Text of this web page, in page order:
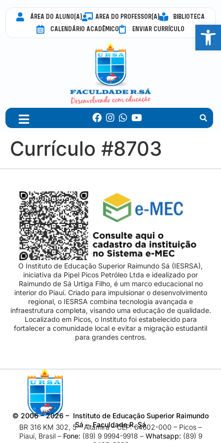
ÁREA DO ALUNO(A) AREA DO PROFESSOR(A)
BIBLIOTECA
CALENDÁRIO ACADÊMICO
ENVIAR CURRÍCULO
Currículo #8703
O Instituto de Educação Superior Raimundo Sá (IESRSA),
iniciativa da Pipel Picos Petróleo Ltda e idealizado por
Raimundo de Sá Urtiga Filho, é um marco educacional no
interior do Piauí. Criado para impulsionar o desenvolvimento
regional, o IESRSA combina tecnologia avançada e
infraestrutura completa, visando uma educação de qualidade.
Localizado em Picos, o Instituto foi estabelecido para
fortalecer a comunidade local e evitar a migração estudantil
para grandes centros.
© 2006 – 2026 – Instituto de Educação Superior Raimundo
Sá – Faculdade R. Sá
BR 316 KM 302, 5 – Altamira – CEP: 64602-000 – Picos –
Piauí, Brasil – Fone: (89) 9 9994-9918​ – Whatsapp: (89) 9
Abrir